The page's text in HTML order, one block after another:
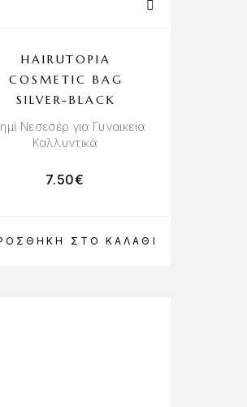
ΣΤΟ ΚΑΛΆΘΙ
HAIRUTOPIA
COSMETIC BAG
SILVER-BLACK
Νεσεσέρ για Γυναικεία
Καλλυντικά
7.50€